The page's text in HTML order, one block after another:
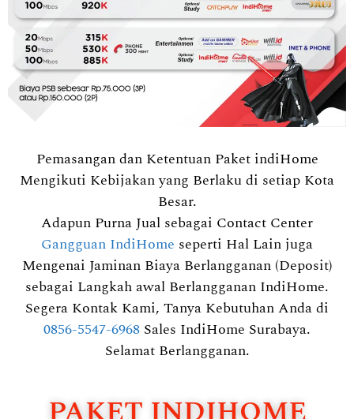
Pemasangan dan Ketentuan Paket indiHome
Mengikuti Kebijakan yang Berlaku di setiap Kota
Besar.
Adapun Purna Jual sebagai Contact Center
Gangguan IndiHome seperti Hal Lain juga
Mengenai Jaminan Biaya Berlangganan (Deposit)
sebagai Langkah awal Berlangganan IndiHome.
Segera Kontak Kami, Tanya Kebutuhan Anda di
0856-5547-6968 Sales IndiHome Surabaya.
Selamat Berlangganan.